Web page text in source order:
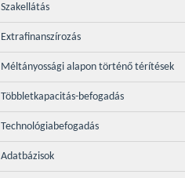
Szakellátás
Extrafinanszírozás
Méltányossági alapon történő térítések
Többletkapacitás-befogadás
Technológiabefogadás
Adatbázisok